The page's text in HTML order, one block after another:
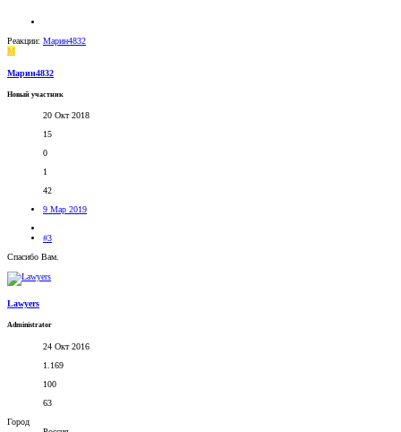
Реакции: Марин4832
М
Марин4832
Новый участник
20 Окт 2018
15
0
1
42
9 Мар 2019
#3
Спасибо Вам.
Lawyers
Administrator
24 Окт 2016
1.169
100
63
Город